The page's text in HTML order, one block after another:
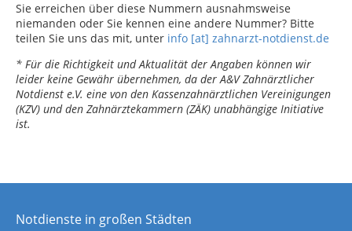
Sie erreichen über diese Nummern ausnahmsweise
niemanden oder Sie kennen eine andere Nummer? Bitte
teilen Sie uns das mit, unter info [at] zahnarzt-notdienst.de
* Für die Richtigkeit und Aktualität der Angaben können wir
leider keine Gewähr übernehmen, da der A&V Zahnärztlicher
Notdienst e.V. eine von den Kassenzahnärztlichen Vereinigungen
(KZV) und den Zahnärztekammern (ZÄK) unabhängige Initiative
ist.
Notdienste in großen Städten